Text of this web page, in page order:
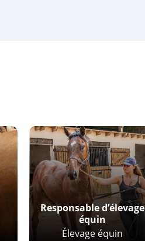
Responsable d’élevage
équin
Élevage équin